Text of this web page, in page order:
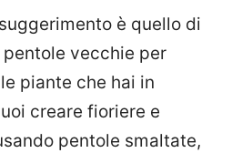
è quello di
vecchie per
piante che hai in
creare fioriere e
pentole smaltate,